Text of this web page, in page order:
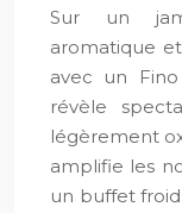
Sur un
aromatique
avec un
révèle
légèrement
amplifie les
un buffet